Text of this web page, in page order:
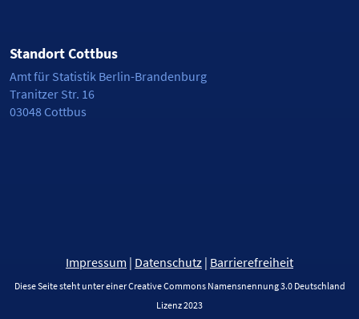
Standort Cottbus
Amt für Statistik Berlin-Brandenburg
Tranitzer Str. 16
03048 Cottbus
Impressum | Datenschutz | Barrierefreiheit
Diese Seite steht unter einer Creative Commons Namensnennung 3.0 Deutschland
Lizenz 2023